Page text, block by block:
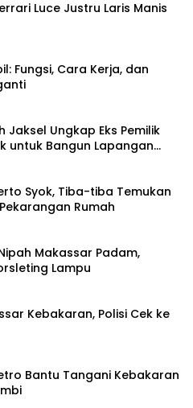
Luce Justru Laris Manis
Fungsi, Cara Kerja, dan
Jaksel Ungkap Eks Pemilik
untuk Bangun Lapangan
Syok, Tiba-tiba Temukan
Rumah
Makassar Padam,
Lampu
Kebakaran, Polisi Cek ke
Bantu Tangani Kebakaran